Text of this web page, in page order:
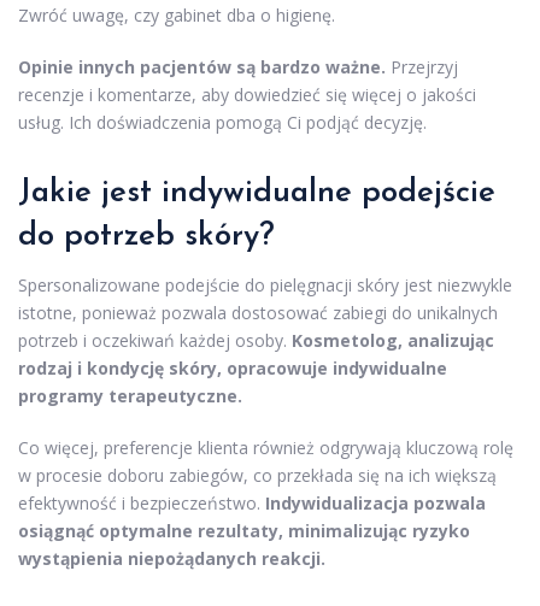
Zwróć uwagę, czy gabinet dba o higienę.
Opinie innych pacjentów są bardzo ważne. Przejrzyj
recenzje i komentarze, aby dowiedzieć się więcej o jakości
usług. Ich doświadczenia pomogą Ci podjąć decyzję.
Jakie jest indywidualne podejście
do potrzeb skóry?
Spersonalizowane podejście do pielęgnacji skóry jest niezwykle
istotne, ponieważ pozwala dostosować zabiegi do unikalnych
potrzeb i oczekiwań każdej osoby. Kosmetolog, analizując
rodzaj i kondycję skóry, opracowuje indywidualne
programy terapeutyczne.
Co więcej, preferencje klienta również odgrywają kluczową rolę
w procesie doboru zabiegów, co przekłada się na ich większą
efektywność i bezpieczeństwo. Indywidualizacja pozwala
osiągnąć optymalne rezultaty, minimalizując ryzyko
wystąpienia niepożądanych reakcji.